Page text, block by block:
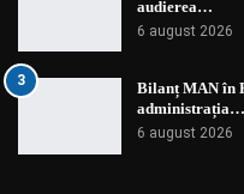
audierea…
6 august 2026
3
Bilanț MAN în
administrația…
6 august 2026